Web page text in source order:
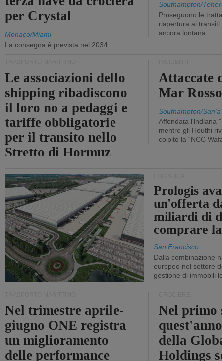
per Crystal
Monaco/Miami
La consegna è prevista nel 2034
Southampton/
Proseguono le
riapertura ai
ancora lontana
Le associazioni dello
shipping ribadiscono
il loro no a pedaggi e
tariffe obbligatorie
per il transito nello
Stretto di Hormuz
Attaccate
Mar Rosso
Southampton/
Affondata l'indiana
mentre gli Houthi
colpito la “NCC
Prologis
un'offerta
miliardi di
comprare
San Francisco
Dalla combinazione
europeo nel settore
gestione di immobili
Nel trimestre aprile-
giugno ONE registra
un miglioramento
delle performance
Nel primo
della
Holdings